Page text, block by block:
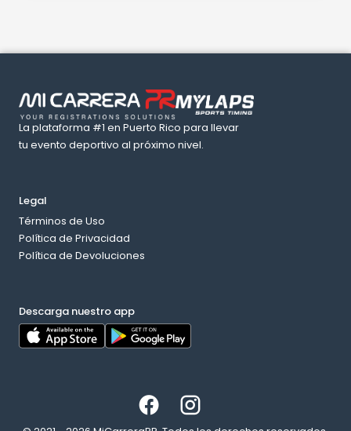
La plataforma #1 en Puerto Rico para llevar
tu evento deportivo al próximo nivel.
Legal
Términos de Uso
Política de Privacidad
Política de Devoluciones
Descarga nuestro app